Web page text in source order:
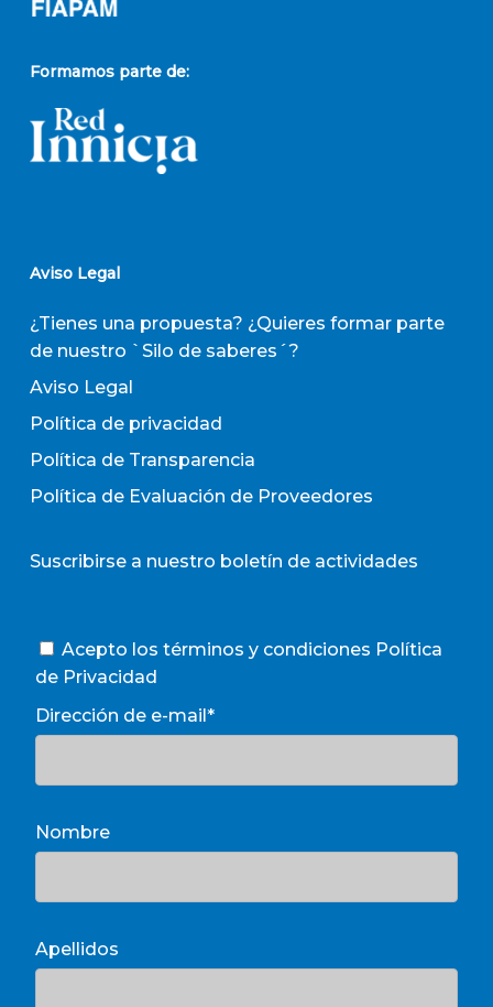
Formamos parte de:
Aviso Legal
¿Tienes una propuesta? ¿Quieres formar parte
de nuestro `Silo de saberes´?
Aviso Legal
Política de privacidad
Política de Transparencia
Política de Evaluación de Proveedores
Suscribirse a nuestro boletín de actividades
Acepto los términos y condiciones Política
de Privacidad
Dirección de e-mail*
Nombre
Apellidos